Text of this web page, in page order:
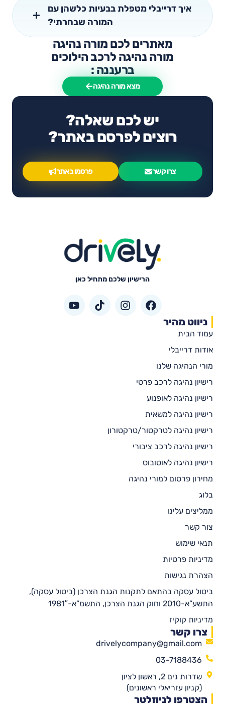
איך דרייבלי מטפלת בבעיות כלשהן עם
המורה שבחרתי?
מאתרים לכם מורה נהיגה
מורה נהיגה לרכב הילוכים
ברעננה :
מצא מורה נהיגה
יש לכם שאלה?
רוצים לפרסם באתר?
צרו קשר פרסמו באתר
הרישיון שלכם מתחיל כאן
ניווט מהיר
עמוד הבית
אודות דרייבלי
מורי הנהיגה שלנו
רישיון נהיגה לרכב פרטי
רישיון נהיגה לאופנוע
רישיון נהיגה למשאית
רישיון נהיגה לטרקטור/טרקטורון
רישיון נהיגה לרכב ציבורי
רישיון נהיגה לאוטובוס
מחירון פרסום למורי נהיגה
בלוג
ממליצים עלינו
צור קשר
תנאי שימוש
מדיניות פרטיות
הצהרת נגישות
ביטול עסקה בהתאם לתקנות הגנת הצרכן (ביטול עסקה),
התשע”א-2010 וחוק הגנת הצרכן, התשמ”א-1981″
מדיניות קוקיז
צרו קשר
drivelycompany@gmail.com
03-7188436
שדרות נים 2, ראשון לציון
(קניון עזריאלי ראשונים)
הצטרפו לניוזלטר